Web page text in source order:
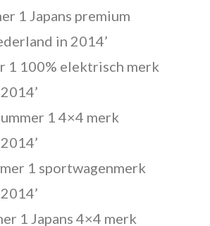
1 Japans premium
in 2014’
1 100% elektrisch merk
1 4×4 merk
1 sportwagenmerk
1 Japans 4×4 merk